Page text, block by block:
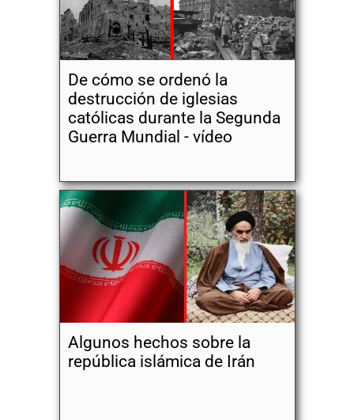
De cómo se ordenó la
destrucción de iglesias
católicas durante la Segunda
Guerra Mundial - vídeo
Algunos hechos sobre la
república islámica de Irán